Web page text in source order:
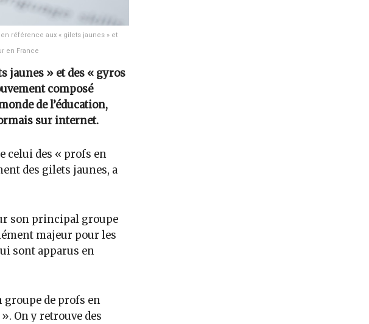
référence aux « gilets jaunes » et
en France
jaunes » et des « gyros
composé
de l’éducation,
sur internet.
celui des « profs en
des gilets jaunes, a
son principal groupe
majeur pour les
sont apparus en
groupe de profs en
On y retrouve des